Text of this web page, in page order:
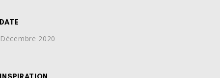
DATE
Décembre 2020